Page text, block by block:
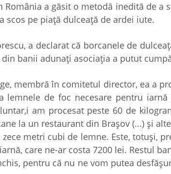
a găsit o metodă inedită de a
scos pe piaţă dulceaţă de ardei iute.
a declarat că borcanele de
banii adunaţi asociaţia a putut
membră în comitetul director, ea a
lemnele de foc necesare pentru
am procesat peste 60 de
la un restaurant din Braşov (...) şi
metri cubi de lemne. Este, totuşi,
care ne-ar costa 7200 lei. Restul
pentru că nu ne vom putea